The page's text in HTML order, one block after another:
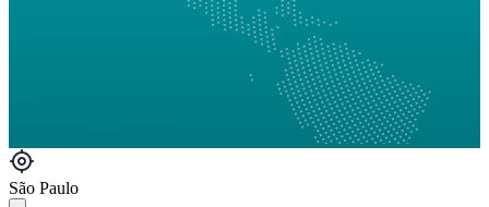
São Paulo